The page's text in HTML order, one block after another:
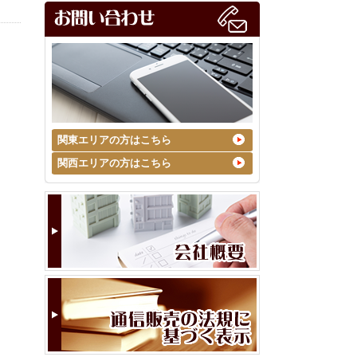
関東エリアの方はこちら
関西エリアの方はこちら